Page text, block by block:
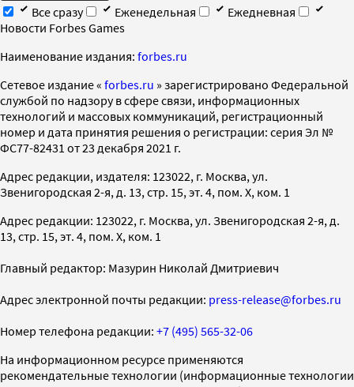
Все сразу
Еженедельная
Ежедневная
Новости Forbes Games
Наименование издания: forbes.ru
Cетевое издание « forbes.ru » зарегистрировано Федеральной
службой по надзору в сфере связи, информационных
технологий и массовых коммуникаций, регистрационный
номер и дата принятия решения о регистрации: серия Эл №
ФС77-82431 от 23 декабря 2021 г.
Адрес редакции, издателя: 123022, г. Москва, ул.
Звенигородская 2-я, д. 13, стр. 15, эт. 4, пом. X, ком. 1
Адрес редакции: 123022, г. Москва, ул. Звенигородская 2-я, д.
13, стр. 15, эт. 4, пом. X, ком. 1
Главный редактор: Мазурин Николай Дмитриевич
Адрес электронной почты редакции: press-release@forbes.ru
Номер телефона редакции: +7 (495) 565-32-06
На информационном ресурсе применяются
рекомендательные технологии (информационные технологии